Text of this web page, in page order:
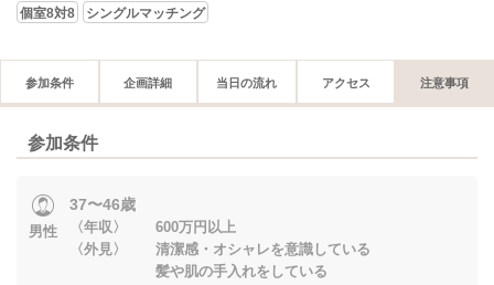
個室8対8 シングルマッチング
参加条件 企画詳細 当日の流れ アクセス 注意事項
参加条件
男性
37〜46歳
〈年収〉 600万円以上
〈外見〉 清潔感・オシャレを意識している
髪や肌の手入れをしている